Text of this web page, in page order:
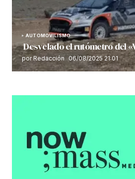
AUTOMOVILISMO
Desvelado el rutómetro del
por Redacción 06/08/2025 21:01